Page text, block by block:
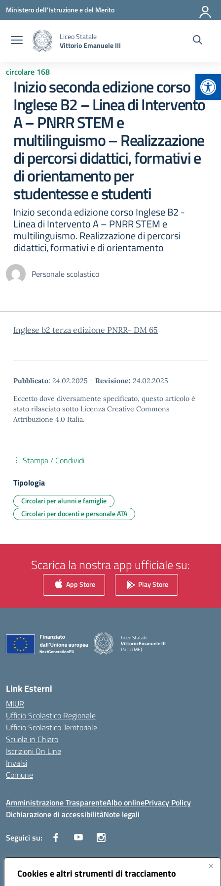
Cookies e altri strumenti di tracciamento
Vai ai contenuti
Vai al menu di navigazione
Vai al footer
Ministero dell'Istruzione e del Merito
Liceo Statale
Vittorio Emanuele III
circolare 168
Inizio seconda edizione corso
Inglese B2 – Linea di Intervento
A – PNRR STEM e
multilinguismo – Realizzazione
di percorsi didattici, formativi e
di orientamento per
studentesse e studenti
Inizio seconda edizione corso Inglese B2 -
Linea di Intervento A – PNRR STEM e
multilinguismo. Realizzazione di percorsi
didattici, formativi e di orientamento
Personale scolastico
Inglese b2 terza edizione PNRR- DM 65
Pubblicato: 24.02.2025 - Revisione: 24.02.2025
Eccetto dove diversamente specificato, questo articolo è
stato rilasciato sotto Licenza Creative Commons
Attribuzione 4.0 Italia.
Stampa / Condividi
Tipologia
Circolari per alunni e famiglie
Circolari per docenti e personale ATA
Scarica la nostra app ufficiale su:
App Store Play Store
Liceo Statale
Vittorio Emanuele III
Patti (ME)
Link Esterni
MIUR
Ufficio Scolastico Regionale
Ufficio Scolastico Territoriale
Scuola in Chiaro
Iscrizioni On Line
Invalsi
Comune
Amministrazione TrasparenteAlbo onlinePrivacy Policy
Dichiarazione di accessibilitàNote legali
Seguici su:
Indirizzo:Via Trieste, 43 – 98066 Patti (ME)